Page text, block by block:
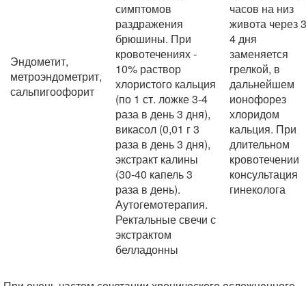
Эндометит,
метроэндометрит,
сальпигоофорит
симптомов
раздражения
брюшины. При
кровотечениях -
10% раствор
хлористого кальция
(по 1 ст. ложке 3-4
раза в день 3 дня),
викасол (0,01 г 3
раза в день 3 дня),
экстракт калины
(30-40 капель 3
раза в день).
Аутогемотерапия.
Ректальные свечи с
экстрактом
белладонны
часов на низ
живота через
4 дня
заменяется
грелкой, в
дальнейшем
ионофорез
хлоридом
кальция. При
длительном
кровотечении
консультация
гинеколога